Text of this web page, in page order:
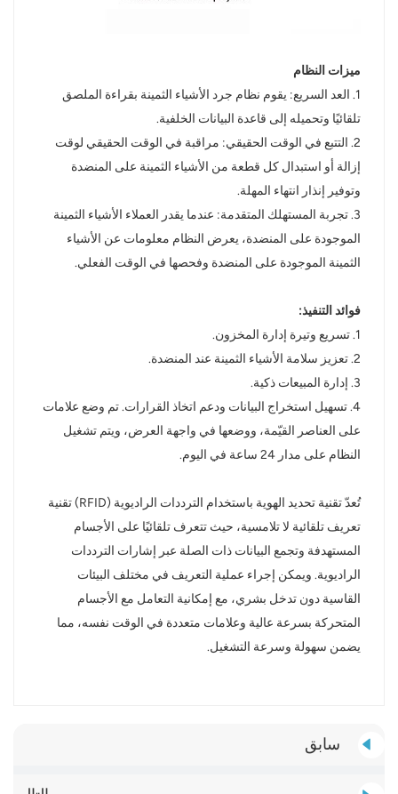
ميزات النظام
1. العد السريع: يقوم نظام جرد الأشياء الثمينة بقراءة الملصق
تلقائيًا وتحميله إلى قاعدة البيانات الخلفية.
2. التتبع في الوقت الحقيقي: مراقبة في الوقت الحقيقي لوقت
إزالة أو استبدال كل قطعة من الأشياء الثمينة على المنضدة
وتوفير إنذار انتهاء المهلة.
3. تجربة المستهلك المتقدمة: عندما يقدر العملاء الأشياء الثمينة
الموجودة على المنضدة، يعرض النظام معلومات عن الأشياء
الثمينة الموجودة على المنضدة وفحصها في الوقت الفعلي.
فوائد التنفيذ:
1. تسريع وتيرة إدارة المخزون.
2. تعزيز سلامة الأشياء الثمينة عند المنضدة.
3. إدارة المبيعات ذكية.
4. تسهيل استخراج البيانات ودعم اتخاذ القرارات. تم وضع علامات
على العناصر القيّمة، ووضعها في واجهة العرض، ويتم تشغيل
النظام على مدار 24 ساعة في اليوم.
تُعدّ تقنية تحديد الهوية باستخدام الترددات الراديوية (RFID) تقنية
تعريف تلقائية لا تلامسية، حيث تتعرف تلقائيًا على الأجسام
المستهدفة وتجمع البيانات ذات الصلة عبر إشارات الترددات
الراديوية. ويمكن إجراء عملية التعريف في مختلف البيئات
القاسية دون تدخل بشري، مع إمكانية التعامل مع الأجسام
المتحركة بسرعة عالية وعلامات متعددة في الوقت نفسه، مما
يضمن سهولة وسرعة التشغيل.
سابق